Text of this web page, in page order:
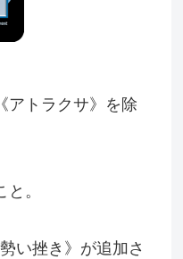
アトラクサ》を除
。
い挫き》が追加さ